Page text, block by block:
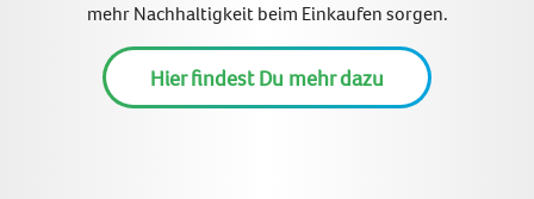
mehr Nachhaltigkeit beim Einkaufen sorgen.
Hier findest Du mehr dazu